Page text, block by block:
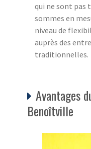
qui ne sont pas
sommes en
niveau de
auprès des
traditionnelles.
Avantages
Benoîtville